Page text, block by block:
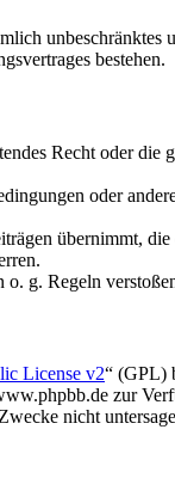
bestehen.
Recht oder
oder
übernimmt,
g. Regeln
License v2“ (GPL)
zur
nicht